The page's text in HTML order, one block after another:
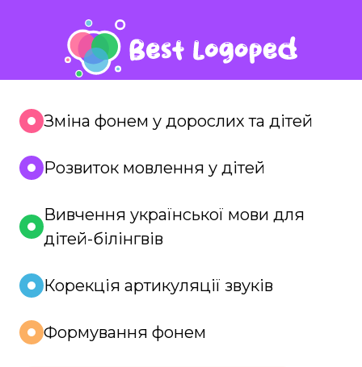
Зміна фонем у дорослих та дітей
Розвиток мовлення у дітей
Вивчення української мови для
дітей-білінгвів
Корекція артикуляції звуків
Формування фонем